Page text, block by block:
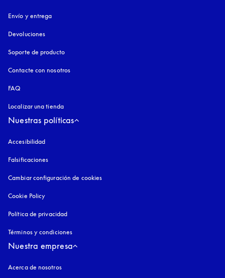
Envío y entrega
Devoluciones
Soporte de producto
Contacte con nosotros
FAQ
Localizar una tienda
Nuestras políticas
Accesibilidad
Falsificaciones
Cambiar configuración de cookies
Cookie Policy
Política de privacidad
Términos y condiciones
Nuestra empresa
Acerca de nosotros